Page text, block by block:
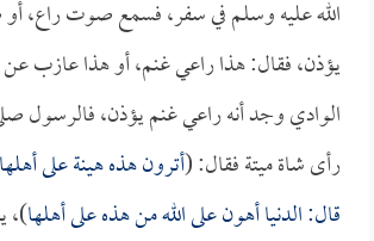
الله عليه وسلم في سفر، فسمع صوت
يؤذن، فقال: هذا راعي غنم، أو هذا عازب عن
الوادي وجد أنه راعي غنم يؤذن، فالرسول
رأى شاة ميتة فقال: (أترون هذه هينة على
قال: الدنيا أهون على الله من هذه على أهلها)،